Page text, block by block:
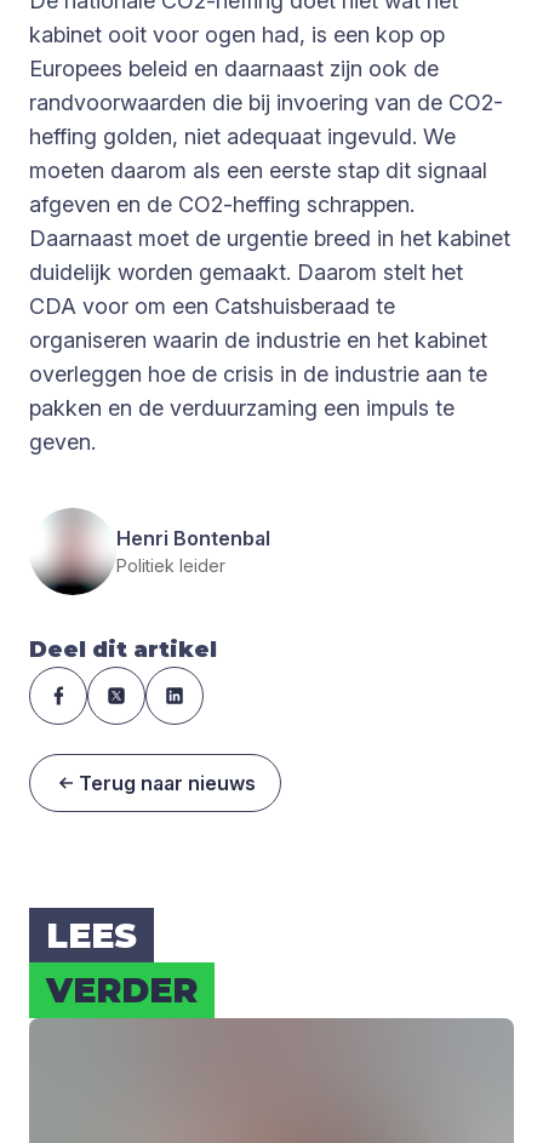
kabinet ooit voor ogen had, is een kop op
Europees beleid en daarnaast zijn ook de
randvoorwaarden die bij invoering van de CO2-
heffing golden, niet adequaat ingevuld. We
moeten daarom als een eerste stap dit signaal
afgeven en de CO2-heffing schrappen.
Daarnaast moet de urgentie breed in het kabinet
duidelijk worden gemaakt. Daarom stelt het
CDA voor om een Catshuisberaad te
organiseren waarin de industrie en het kabinet
overleggen hoe de crisis in de industrie aan te
pakken en de verduurzaming een impuls te
geven.
Henri Bontenbal
Politiek leider
Deel dit artikel
Terug naar nieuws
LEES
VER­DER